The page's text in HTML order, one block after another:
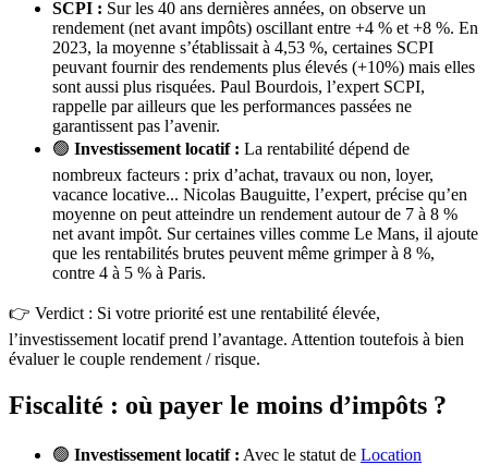
SCPI : Sur les 40 ans dernières années, on observe un
rendement (net avant impôts) oscillant entre +4 % et +8 %. En
2023, la moyenne s’établissait à 4,53 %, certaines SCPI
peuvant fournir des rendements plus élevés (+10%) mais elles
sont aussi plus risquées. Paul Bourdois, l’expert SCPI,
rappelle par ailleurs que les performances passées ne
garantissent pas l’avenir.
🟢 Investissement locatif : La rentabilité dépend de
nombreux facteurs : prix d’achat, travaux ou non, loyer,
vacance locative... Nicolas Bauguitte, l’expert, précise qu’en
moyenne on peut atteindre un rendement autour de 7 à 8 %
net avant impôt. Sur certaines villes comme Le Mans, il ajoute
que les rentabilités brutes peuvent même grimper à 8 %,
contre 4 à 5 % à Paris.
👉 Verdict : Si votre priorité est une rentabilité élevée,
l’investissement locatif prend l’avantage. Attention toutefois à bien
évaluer le couple rendement / risque.
Fiscalité : où payer le moins d’impôts ?
🟢 Investissement locatif : Avec le statut de Location